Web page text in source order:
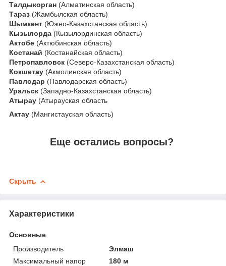
Талдыкорган (Алматинская область)
Тараз (Жамбылская область)
Шымкент (Южно-Казахстанская область)
Кызылорда (Кызылординская область)
Актобе (Актюбинская область)
Костанай (Костанайская область)
Петропавловск (Северо-Казахстанская область)
Кокшетау (Акмолинская область)
Павлодар (Павлодарская область)
Уральск (Западно-Казахстанская область)
Атырау (Атырауская область
Актау (Мангистауская область)
Еще остались вопросы?
Скрыть
Характеристики
Основные
Производитель
Элмаш
Максимальный напор
180 м